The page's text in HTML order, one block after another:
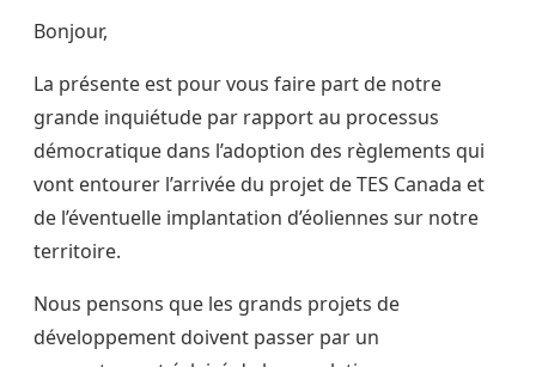
Bonjour,
La présente est pour vous faire part de notre
grande inquiétude par rapport au processus
démocratique dans l’adoption des règlements qui
vont entourer l’arrivée du projet de TES Canada et
de l’éventuelle implantation d’éoliennes sur notre
territoire.
Nous pensons que les grands projets de
développement doivent passer par un